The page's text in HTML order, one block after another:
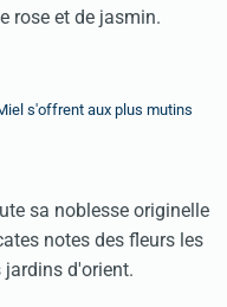
rose et de jasmin.
s'offrent aux plus mutins
sa noblesse originelle
notes des fleurs les
jardins d'orient.